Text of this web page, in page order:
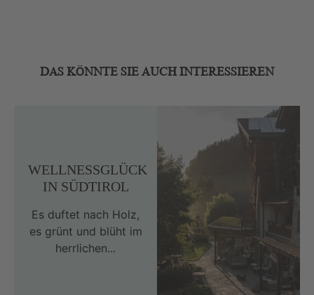
DAS KÖNNTE SIE AUCH INTERESSIEREN
WELLNESSGLÜCK
IN SÜDTIROL
Es duftet nach Holz,
es grünt und blüht im
herrlichen...